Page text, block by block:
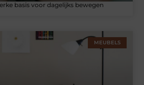
basis voor dagelijks bewegen
MEUBELS